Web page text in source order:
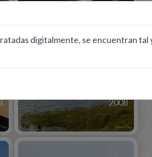
digitalmente, se encuentran tal
2008